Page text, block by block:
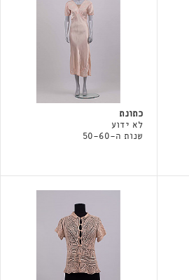
כתונת
לא ידוע
שנות ה-50-60